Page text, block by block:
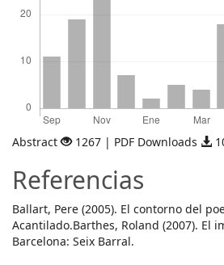
Abstract 1267 | PDF Downloads
Referencias
Ballart, Pere (2005). El contorno del
Acantilado.Barthes, Roland (2007). El
Barcelona: Seix Barral.